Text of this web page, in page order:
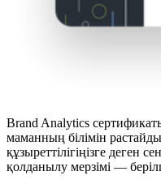
Brand Analytics
маманның білімін растайды
құзыреттілігіңізге деген
қолданылу мерзімі —